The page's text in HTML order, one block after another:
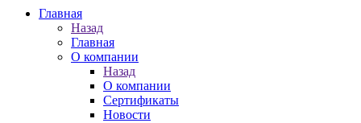
Главная
Назад
Главная
О компании
Назад
О компании
Сертификаты
Новости